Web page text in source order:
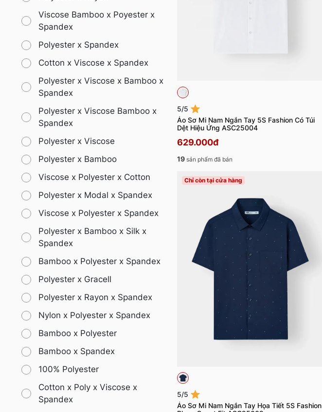
Viscose Bamboo x Poyester x
Spandex
Polyester x Spandex
Cotton x Viscose x Spandex
Polyester x Viscose x Bamboo x
Spandex
Polyester x Viscose Bamboo x
Spandex
Polyester x Viscose
Polyester x Bamboo
Viscose x Polyester x Cotton
Polyester x Modal x Spandex
Viscose x Polyester x Spandex
Polyester x Bamboo x Silk x
Spandex
Bamboo x Polyester x Spandex
Polyester x Gracell
Polyester x Rayon x Spandex
Nylon x Polyester x Spandex
Bamboo x Polyester
Bamboo x Spandex
100% Polyester
Cotton x Poly x Viscose x
Spandex
5/5
Áo Sơ Mi Nam Ngắn Tay 5S Fashion Có Túi
Dệt Hiệu Ứng ASC25004
629.000đ
19 sản phẩm đã bán
Chỉ còn tại cửa hàng
5/5
Áo Sơ Mi Nam Ngắn Tay Họa Tiết 5S Fashion